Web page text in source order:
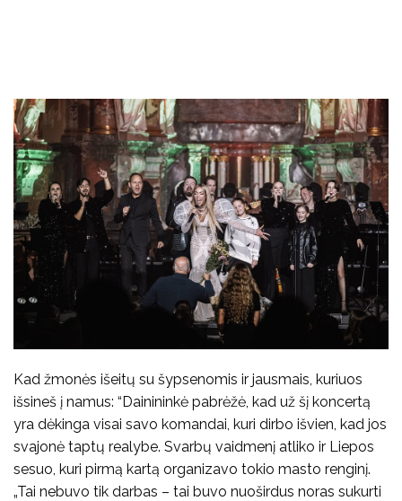
Kad žmonės išeitų su šypsenomis ir jausmais, kuriuos
išsineš į namus: “Dainininkė pabrėžė, kad už šį koncertą
yra dėkinga visai savo komandai, kuri dirbo išvien, kad jos
svajonė taptų realybe. Svarbų vaidmenį atliko ir Liepos
sesuo, kuri pirmą kartą organizavo tokio masto renginį.
„Tai nebuvo tik darbas – tai buvo nuoširdus noras sukurti